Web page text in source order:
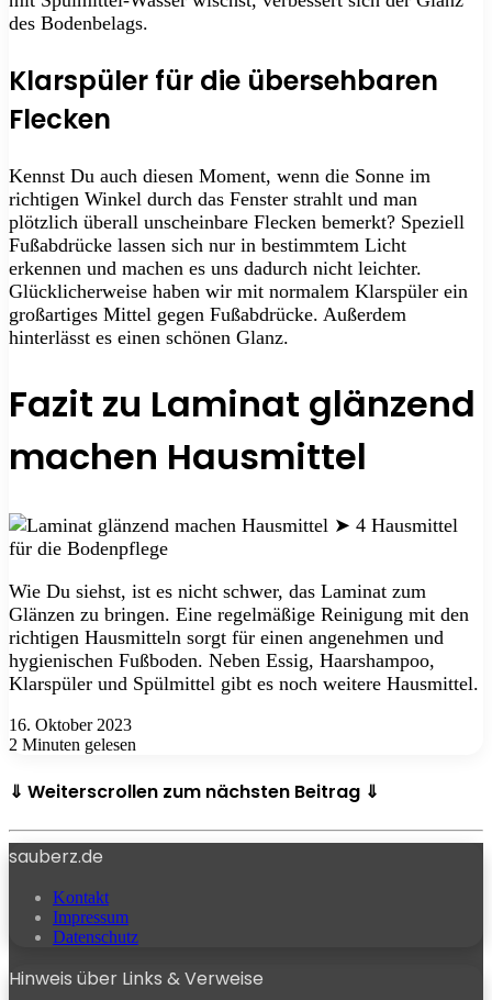
des Bodenbelags.
Klarspüler für die übersehbaren
Flecken
Kennst Du auch diesen Moment, wenn die Sonne im
richtigen Winkel durch das Fenster strahlt und man
plötzlich überall unscheinbare Flecken bemerkt? Speziell
Fußabdrücke lassen sich nur in bestimmtem Licht
erkennen und machen es uns dadurch nicht leichter.
Glücklicherweise haben wir mit normalem Klarspüler ein
großartiges Mittel gegen Fußabdrücke. Außerdem
hinterlässt es einen schönen Glanz.
Fazit zu Laminat glänzend
machen Hausmittel
Wie Du siehst, ist es nicht schwer, das Laminat zum
Glänzen zu bringen. Eine regelmäßige Reinigung mit den
richtigen Hausmitteln sorgt für einen angenehmen und
hygienischen Fußboden. Neben Essig, Haarshampoo,
Klarspüler und Spülmittel gibt es noch weitere Hausmittel.
16. Oktober 2023
2 Minuten gelesen
⇓ Weiterscrollen zum nächsten Beitrag ⇓
sauberz.de
Kontakt
Impressum
Datenschutz
Hinweis über Links & Verweise